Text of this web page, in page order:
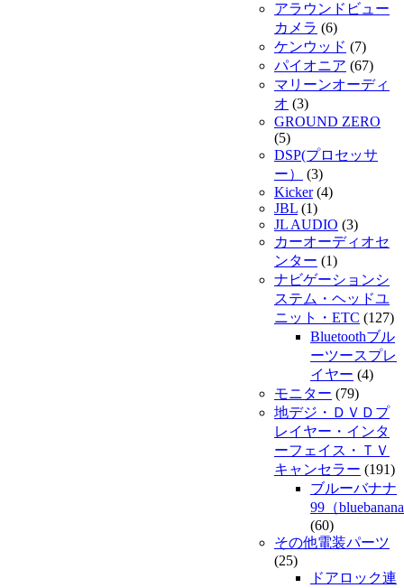
アラウンドビュー
カメラ (6)
ケンウッド (7)
パイオニア (67)
マリーンオーディ
オ (3)
GROUND ZERO
(5)
DSP(プロセッサ
ー）
(3)
Kicker(4)
JBL (1)
JL AUDIO (3)
カーオーディオセ
ンター (1)
ナビゲーションシ
ステム・ヘッドユ
ニット・ETC (127)
Bluetoothブル
ーツースプレ
イヤー (4)
モニター (79)
地デジ・ＤＶＤプ
レイヤー・インタ
ーフェイス・ＴＶ
キャンセラー (191)
ブルーバナナ
99（
(60)
その他電装パーツ
(25)
ドアロック連